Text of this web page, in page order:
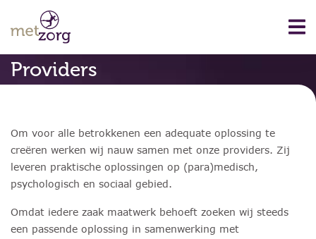
Providers
Om voor alle betrokkenen een adequate oplossing te
creëren werken wij nauw samen met onze providers. Zij
leveren praktische oplossingen op (para)medisch,
psychologisch en sociaal gebied.
Omdat iedere zaak maatwerk behoeft zoeken wij steeds
een passende oplossing in samenwerking met